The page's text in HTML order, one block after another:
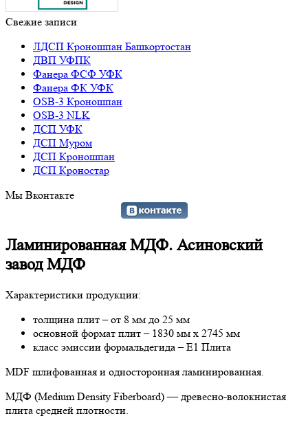
Свежие записи
ЛДСП Кроношпан Башкортостан
ДВП УФПК
Фанера ФСФ УФК
Фанера ФК УФК
OSB-3 Кроношпан
OSB-3 NLK
ДСП УФК
ДСП Муром
ДСП Кроношпан
ДСП Кроностар
Мы Вконтакте
Ламинированная МДФ. Асиновский
завод МДФ
Характеристики продукции:
толщина плит – от 8 мм до 25 мм
основной формат плит – 1830 мм х 2745 мм
класс эмиссии формальдегида – Е1 Плита
MDF шлифованная и односторонная ламинированная.
МДФ (Medium Density Fiberboard) — древесно-волокнистая
плита средней плотности.